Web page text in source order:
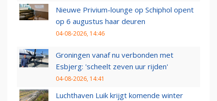
Nieuwe Privium-lounge op Schiphol opent
op 6 augustus haar deuren
04-08-2026, 14:46
Groningen vanaf nu verbonden met
Esbjerg: 'scheelt zeven uur rijden'
04-08-2026, 14:41
Luchthaven Luik krijgt komende winter